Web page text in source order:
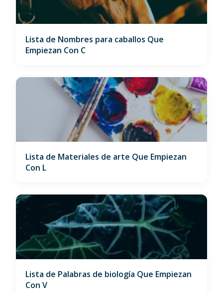
Lista de Nombres para caballos Que
Empiezan Con C
Lista de Materiales de arte Que Empiezan
Con L
Lista de Palabras de biología Que Empiezan
Con V